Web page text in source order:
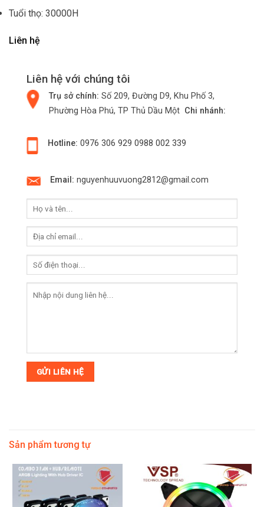
Tuổi thọ: 30000H
Liên hệ
Liên hệ với chúng tôi
Trụ sở chính: Số 209, Đường D9, Khu Phố 3,
Phường Hòa Phú, TP Thủ Dầu Một Chi nhánh:
Hotline: 0976 306 929 0988 002 339
Email: nguyenhuuvuong2812@gmail.com
Sản phẩm tương tự